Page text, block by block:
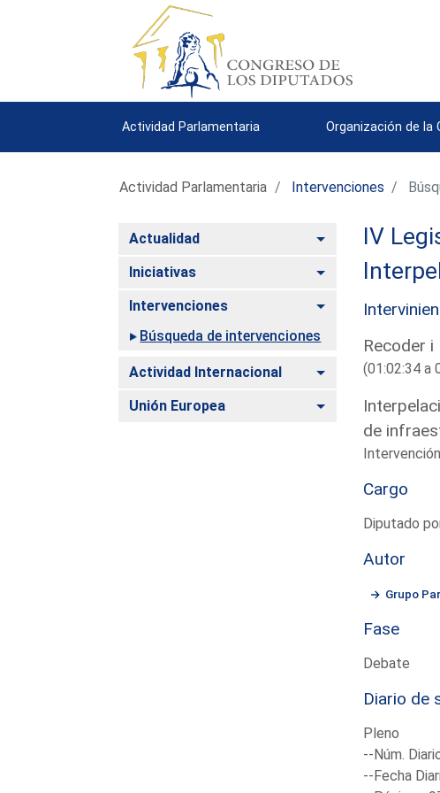
Actividad Parlamentaria Organización de la
Actividad Parlamentaria Intervenciones
Actualidad Alternar
Iniciativas Alternar
Intervenciones
Alternar
Búsqueda de intervenciones
Actividad Internacional Alternar
Unión Europea Alternar
IV
Recoder i
(01:02:34 a
de
Cargo
Diputado
Autor
Grupo
Fase
Debate
Diario de
Pleno
--Núm.
--Fecha